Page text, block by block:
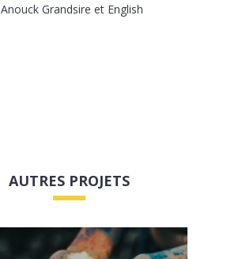
Anouck Grandsire et English
AUTRES PROJETS